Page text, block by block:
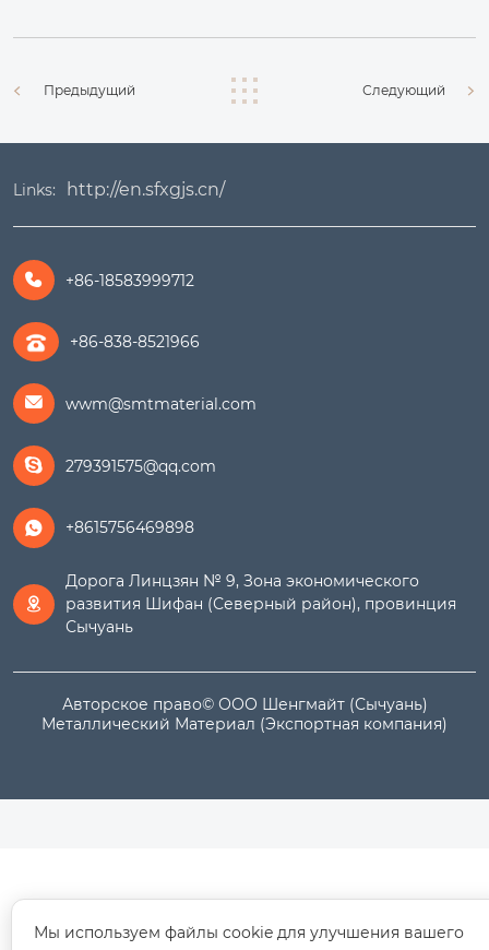
Предыдущий Следующий
Links: http://en.sfxgjs.cn/
 +86-18583999712
+86-838-8521966
 wwm@smtmaterial.com
 279391575@qq.com
 +8615756469898

Дорога Линцзян № 9, Зона экономического
развития Шифан (Северный район), провинция
Сычуань
Авторское право© ООО Шенгмайт (Сычуань)
Металлический Материал (Экспортная компания)
Мы используем файлы cookie для улучшения вашего